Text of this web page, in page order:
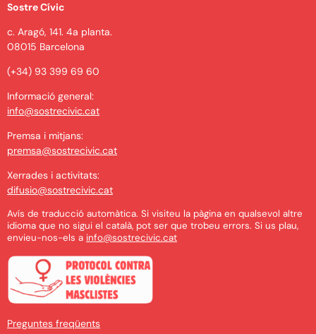
Sostre Cívic
c. Aragó, 141. 4a planta.
08015 Barcelona
(+34) 93 399 69 60
Informació general:
info@sostrecivic.cat
Premsa i mitjans:
premsa@sostrecivic.cat
Xerrades i activitats:
difusio@sostrecivic.cat
Avís de traducció automàtica. Si visiteu la pàgina en qualsevol altre
idioma que no sigui el català, pot ser que trobeu errors. Si us plau,
envieu-nos-els a info@sostrecivic.cat
Preguntes freqüents